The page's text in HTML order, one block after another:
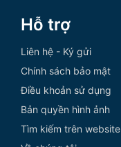
Hỗ trợ
Liên hệ - Ký gửi
Chính sách bảo mật
Điều khoản sử dụng
Bản quyền hình ảnh
Tìm kiếm trên website